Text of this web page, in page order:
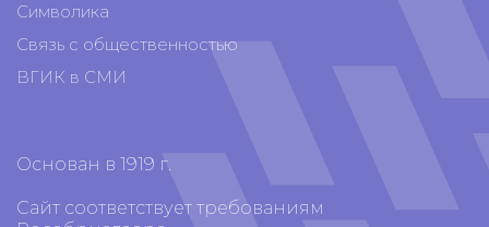
Символика
Связь с общественностью
ВГИК в СМИ
Основан в 1919 г.
Сайт соответствует требованиям